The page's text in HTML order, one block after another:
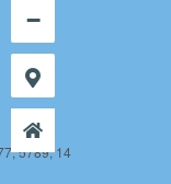
5789, 14
−